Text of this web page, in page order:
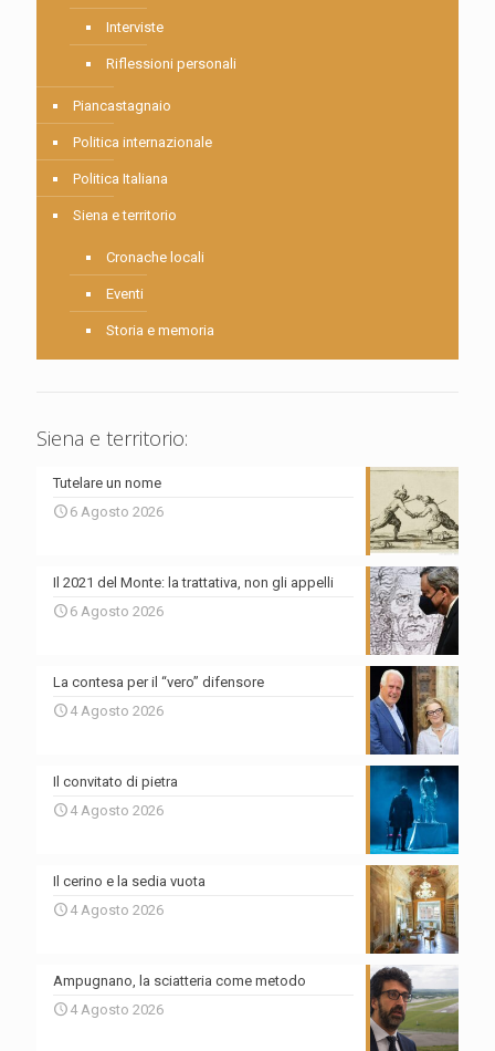
Interviste
Riflessioni personali
Piancastagnaio
Politica internazionale
Politica Italiana
Siena e territorio
Cronache locali
Eventi
Storia e memoria
Siena e territorio:
Tutelare un nome
6 Agosto 2026
Il 2021 del Monte: la trattativa, non gli appelli
6 Agosto 2026
La contesa per il “vero” difensore
4 Agosto 2026
Il convitato di pietra
4 Agosto 2026
Il cerino e la sedia vuota
4 Agosto 2026
Ampugnano, la sciatteria come metodo
4 Agosto 2026